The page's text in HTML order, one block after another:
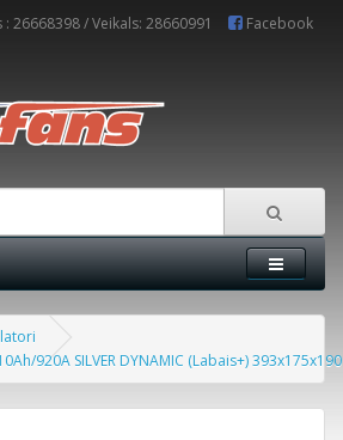
: 26668398 / Veikals: 28660991 Facebook
920A SILVER DYNAMIC (Labais+)